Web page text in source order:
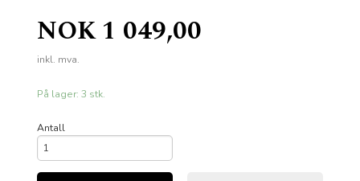
Pris
NOK1 049,00
inkl. mva.
På lager: 3 stk.
Antall